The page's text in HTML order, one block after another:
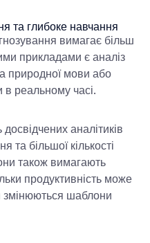
та глибоке навчання
вимагає більш
прикладами є аналіз
природної мови або
в реальному часі.
аналітиків
та більшої кількості
також вимагають
продуктивність може
змінюються шаблони